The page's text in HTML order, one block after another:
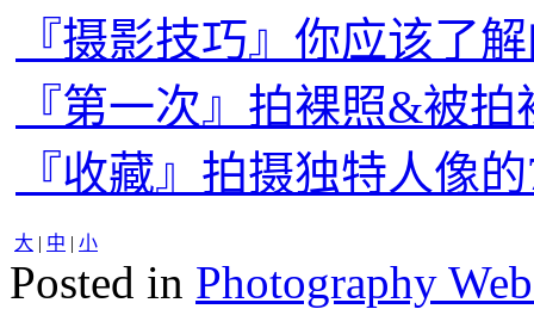
『摄影技巧』你应该了
『第一次』拍裸照&被拍
『收藏』拍摄独特人像
大 | 中 | 小
Posted in Photography